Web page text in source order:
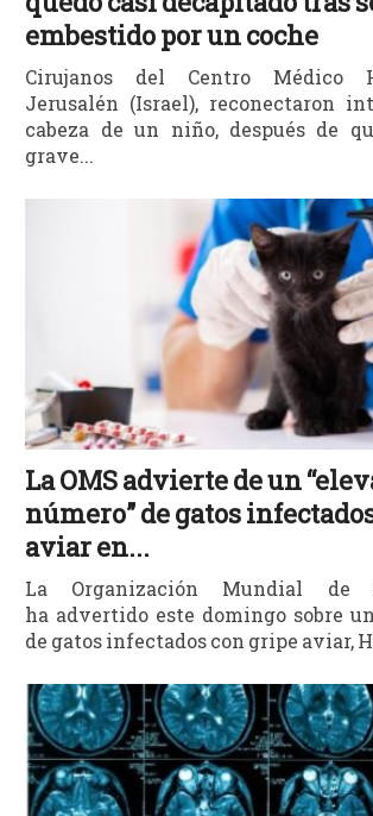
embestido por un coche
Cirujanos del Centro Médico
Jerusalén (Israel), reconectaron
cabeza de un niño, después de
grave...
La OMS advierte de un
número” de gatos
aviar en...
La Organización Mundial de
ha advertido este domingo sobre
de gatos infectados con gripe aviar,